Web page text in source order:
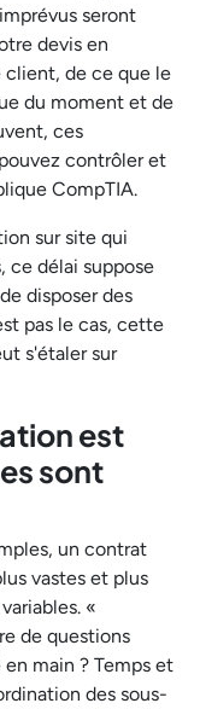
seront
devis en
de ce que le
du moment et de
ces
contrôler et
CompTIA.
sur site qui
ce délai suppose
disposer des
pas le cas, cette
s'étaler sur
est
sont
un contrat
vastes et plus
«
de questions
main ? Temps et
des sous-